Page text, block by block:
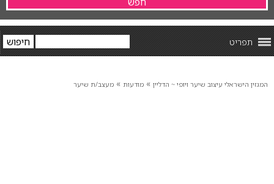
תפריט
המגזין הישראלי עיצוב שיער ויופי ~ הדליין » מודעות » מעצב/ת שיער